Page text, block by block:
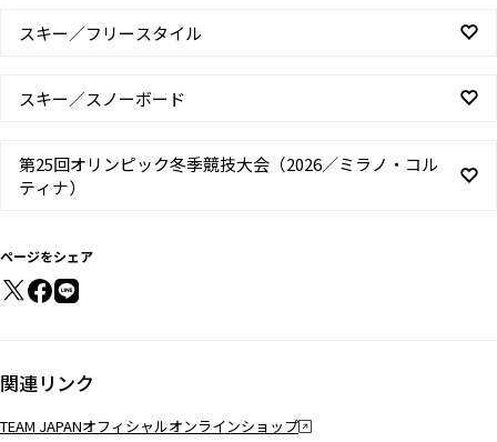
スキー／フリースタイル
スキー／スノーボード
第25回オリンピック冬季競技大会（2026／ミラノ・コル
ティナ）
ページをシェア
関連リンク
TEAM JAPANオフィシャルオンラインショップ